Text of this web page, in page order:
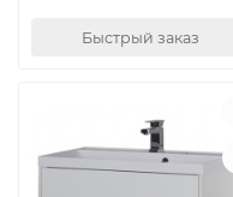
Быстрый заказ